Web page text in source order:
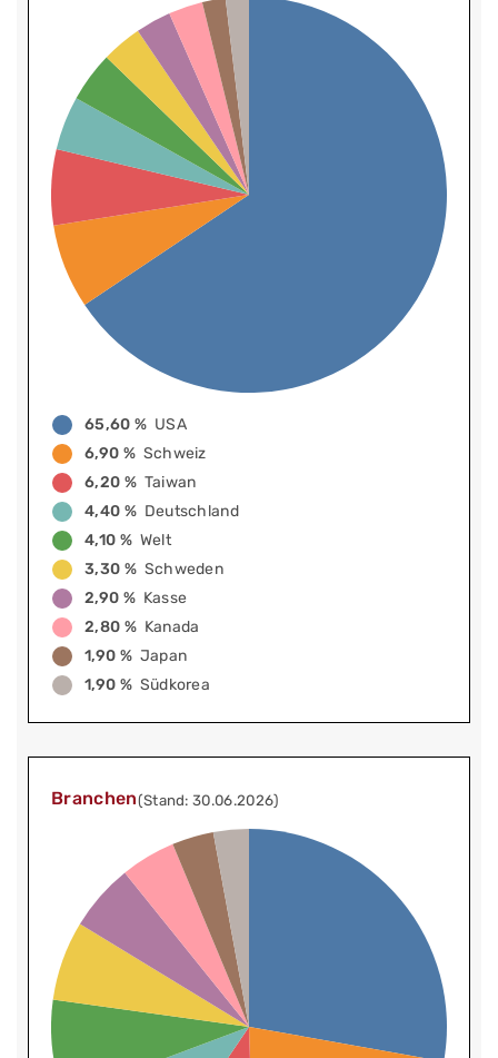
65,60 % USA
6,90 % Schweiz
6,20 % Taiwan
4,40 % Deutschland
4,10 % Welt
3,30 % Schweden
2,90 % Kasse
2,80 % Kanada
1,90 % Japan
1,90 % Südkorea
Branchen(Stand: 30.06.2026)